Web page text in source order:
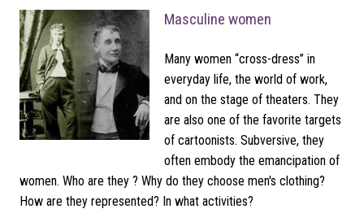
Masculine women
Many women “cross-dress” in
everyday life, the world of work,
and on the stage of theaters. They
are also one of the favorite targets
of cartoonists. Subversive, they
often embody the emancipation of
women. Who are they ? Why do they choose men's clothing?
How are they represented? In what activities?